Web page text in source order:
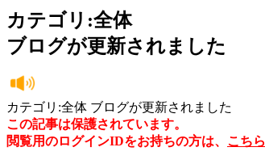
カテゴリ:全体
ブログが更新されました
カテゴリ:全体 ブログが更新されました
この記事は保護されています。
閲覧用のログインIDをお持ちの方は、 こちら